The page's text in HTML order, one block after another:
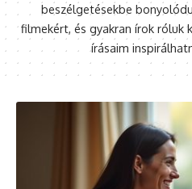
beszélgetésekbe
filmekért, és gyakran írok róluk
írásaim